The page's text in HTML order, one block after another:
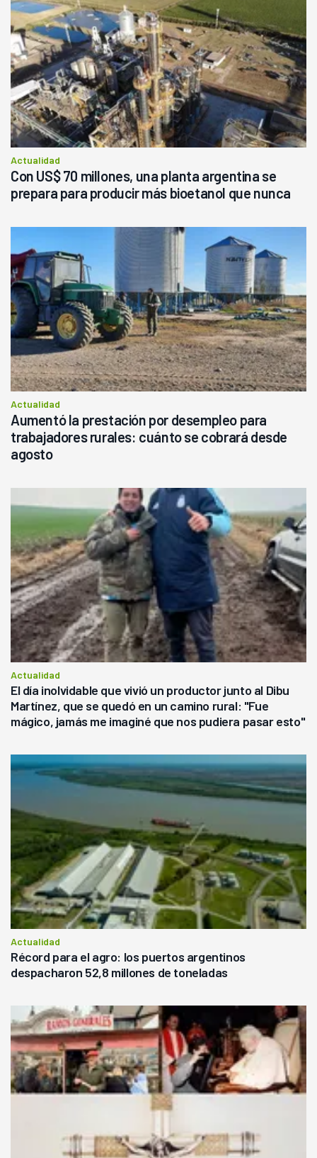
Actualidad
Con US$ 70 millones, una planta argentina se
prepara para producir más bioetanol que nunca
Actualidad
Aumentó la prestación por desempleo para
trabajadores rurales: cuánto se cobrará desde
agosto
Actualidad
El día inolvidable que vivió un productor junto al Dibu
Martínez, que se quedó en un camino rural: "Fue
mágico, jamás me imaginé que nos pudiera pasar esto"
Actualidad
Récord para el agro: los puertos argentinos
despacharon 52,8 millones de toneladas